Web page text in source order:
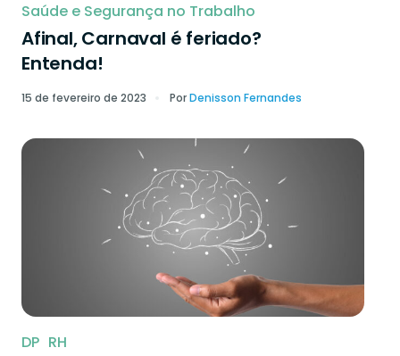
Saúde e Segurança no Trabalho
Afinal, Carnaval é feriado?
Entenda!
15 de fevereiro de 2023 PorDenisson Fernandes
DP RH